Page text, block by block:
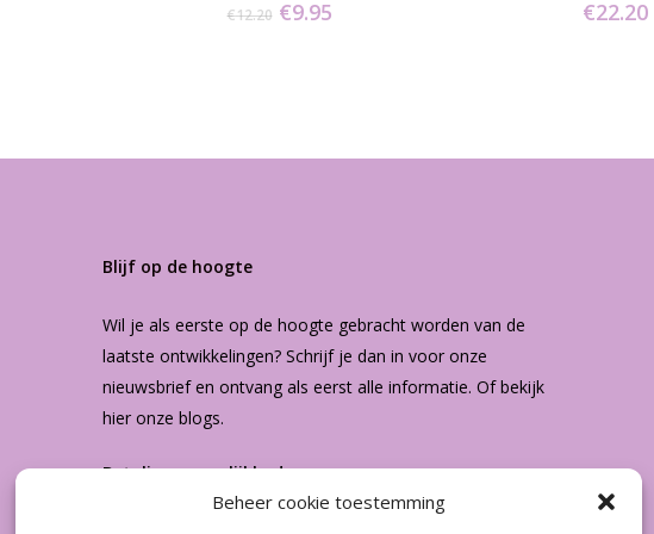
Beheer cookie toestemming
€12.20 Oorspronkelijke
€9.95Huidige
€22.20
Blijf op de hoogte
Wil je als eerste op de hoogte gebracht worden van de
laatste ontwikkelingen? Schrijf je dan in voor onze
nieuwsbriefen ontvang als eerst alle informatie. Of bekijk
hier onzeblogs.
Betalingsmogelijkheden